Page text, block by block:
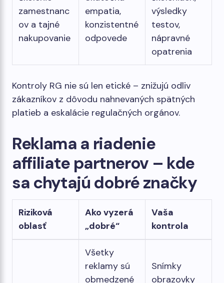
zamestnanc
ov a tajné
nakupovanie
empatia,
konzistentné
odpovede
výsledky
testov,
nápravné
opatrenia
Kontroly RG nie sú len etické – znižujú odliv
zákazníkov z dôvodu nahnevaných spätných
platieb a eskalácie regulačných orgánov.
Reklama a riadenie
affiliate partnerov – kde
sa chytajú dobré značky
Riziková
oblasť
Ako vyzerá
„dobré“
Vaša
kontrola
Všetky
reklamy sú
obmedzené
Snímky
obrazovky